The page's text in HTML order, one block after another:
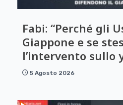
Fabi: “Perché gli
Giappone e se
l’intervento sullo
5 Agosto 2026